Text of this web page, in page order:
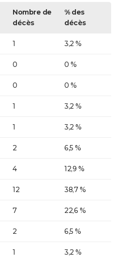
Nombre de
décès
% des
décès
1 3,2 %
0 0 %
0 0 %
1 3,2 %
1 3,2 %
2 6,5 %
4 12,9 %
12 38,7 %
7 22,6 %
2 6,5 %
1 3,2 %